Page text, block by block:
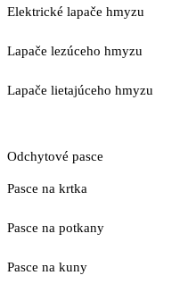
Elektrické lapače hmyzu
Lapače lezúceho hmyzu
Lapače lietajúceho hmyzu
Odchytové pasce
Pasce na krtka
Pasce na potkany
Pasce na kuny